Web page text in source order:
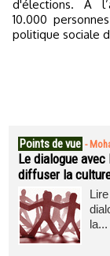
d'élections. A
10.000
politique sociale
Points de vue -
Le dialogue avec
diffuser la
la...